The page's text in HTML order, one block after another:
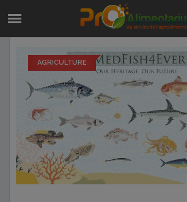
AGRICULTURE